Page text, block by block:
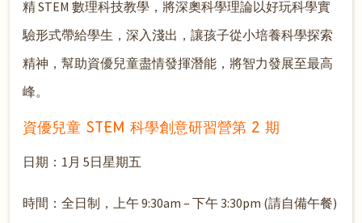
精 STEM 數理科技教學，將深奧科學理論以好玩科學實
驗形式帶給學生，深入淺出，讓孩子從小培養科學探索
精神，幫助資優兒童盡情發揮潛能，將智力發展至最高
峰。
資優兒童 STEM 科學創意研習營第 2 期
日期：1月 5日星期五
時間：全日制，上午 9:30am – 下午 3:30pm (請自備午餐)